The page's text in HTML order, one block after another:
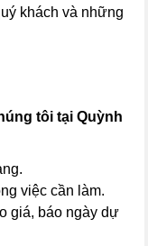
khách và những
tôi tạiQuỳnh
việc cần làm.
giá, báo ngày dự